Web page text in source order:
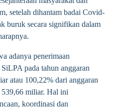
setelah dihantam badai Covid-
buruk secara signifikan dalam
adanya penerimaan
pada tahun anggaran
atau 100,22% dari anggaran
539,66 miliar. Hal ini
koordinasi dan